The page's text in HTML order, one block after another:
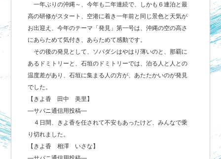
一年ぶりの沖縄～、今年も二年連続で、しかも６連泊と最
高の研修がスタート、空港に着き一年前と同じ景色と天気が
お出迎え、今年のテーマ「発見」第一号は、沖縄の空の高さ
にあらためて気付き、あらためて感動です。
その後の発見として、ソバダシはやはり薄いのと、那覇に
あるドミトリーと、石垣のドミトリーでは、泊る人と人との
温度差があり、石垣に集まる人の方が、あたたかいのが発見
でした。
【きよ香 田中 美里】
―サバニ通信用投稿―
４日間、きよ香を任されて不安もあったけど、みんなで乗
り切れました。
【きよ香 相澤 いさな】